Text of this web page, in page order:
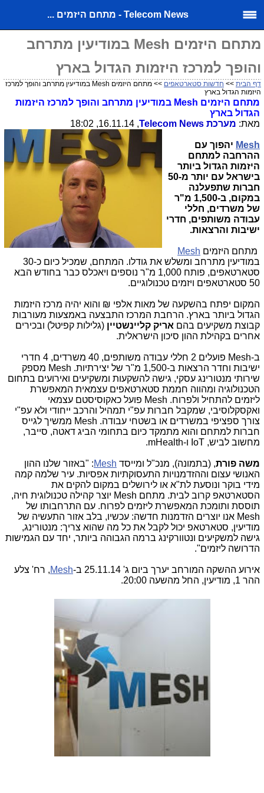
Telecom News - מתחם היזמים ...
מתחם היזמים Mesh במודיעין מתרחב
והופך למרכז היזמות הגדול בארץ
דף הבית >> חדשות סטארטאפים
>> מתחם היזמים Mesh במודיעין מתרחב והופך למרכז
היזמות הגדול בארץ
מתחם היזמים Mesh במודיעין מתרחב והופך למרכז היזמות
הגדול בארץ
מאת: מערכת Telecom News
, 16.11.14, 18:02
Mesh יהפוך עם
ההרחבה למתחם
היזמות הגדול ביותר
בישראל עם יותר מ-50
חברות שתפעלנה
במקום, ב-1,500 מ"ר
של משרדים, חללי
עבודה משותפים, חדרי
ישיבות והרצאות.
מתחם היזמים Mesh
במודיעין מתרחב ומשלש את גודלו. המתחם, שמכיל כיום כ-30
סטארטאפים, פותח 1,000 מ"ר נוספים ויאכלס כבר בחודש הבא
50 סטארטאפים ויזמים טכנולוגיים.
המקום יפתח בהשקעה של מאות אלפי ₪ והוא יהיה מרכז היזמות
הגדול ביותר בארץ. הרחבת המרכז התבצעה באמצעות מעורבות
קבוצת משקיעים בהם אריק קליינשטיין (גלילות קפיטל) ובכירים
אחרים בקהילת ההון סיכון הישראלית.
ב-Mesh
פועלים 2 חללי עבודה משותפים, 40 משרדים, 4 חדרי
ישיבות וחדר הרצאות ב-1,500 מ"ר של יצירתיות.
Mesh מספק
שירותי מנטורינג עסקי, גישה להשקעות ומשקיעים ואירועים בתחום
הטכנולוגיה ומהווה חממת סטארטאפים עצמאית המאפשרת
ליזמים להתחיל ולפרוח. Mesh פועל כאקוסיסטם עצמאי
ואקסקלוסיבי, שמקבל חברות עפ"י תמהיל והרכב ייחודי ולא עפ"י
צורך ספציפי במשרדים או בשטחי עבודה. Mesh ממשיך לגייס
חברות למתחם והוא מתמקד כיום בתחומי הביג דאטה, סייבר,
מחשוב לביש, IoT ו-mHealth
.
משה פורת, (בתמונה), מנכ"ל ומייסד Mesh: "באזור שלנו ההון
האנושי עצום וההזדמנויות התעסוקתיות אפסיות. עיר שלמה קמה
מידי בוקר ונוסעת לת"א או לירושלים במקום להקים את
הסטארטאפ קרוב לבית. מתחם Mesh יוצר קהילה טכנולוגית חיה,
תוססת ותומכת המאפשרת ליזמים לפרוח. עם התרחבותו של
Mesh אנו יוצרים הזדמנות חדשה: עכשיו, בלב אזור התעשיה של
מודיעין, סטארטאפ יכול לקבל את כל מה שהוא צריך: מנטורינג,
גישה למשקיעים ונטוורקינג ברמה הגבוהה ביותר, יחד עם הגמישות
הדרושה ליזמים".
אירוע ההשקה המורחב יערך ביום ג' 25.11.14 ב- Mesh, רח' צלע
ההר 1, מודיעין, החל מהשעה 20:00
.